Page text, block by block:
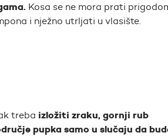
Kosa se ne mora prati
i nježno utrljati u vlasište.
treba izložiti zraku, gornji rub
pupka samo u slučaju da